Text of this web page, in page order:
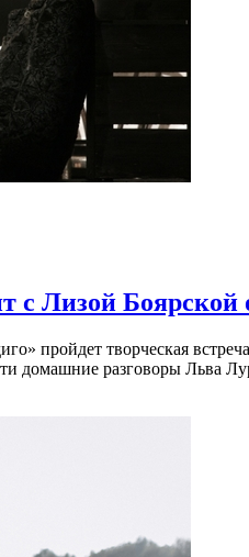
с Лизой Боярской
пройдет творческая
домашние разговоры Льва